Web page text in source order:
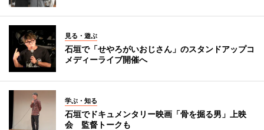
見る・遊ぶ
石垣で「せやろがいおじさん」のスタンドアップコ
メディーライブ開催へ
学ぶ・知る
石垣でドキュメンタリー映画「骨を掘る男」上映
会 監督トークも